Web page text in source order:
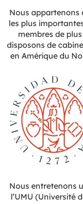
Nous appartenons
les plus
membres de
disposons de
en Amérique du
Nous entretenons
l’UMU (Université